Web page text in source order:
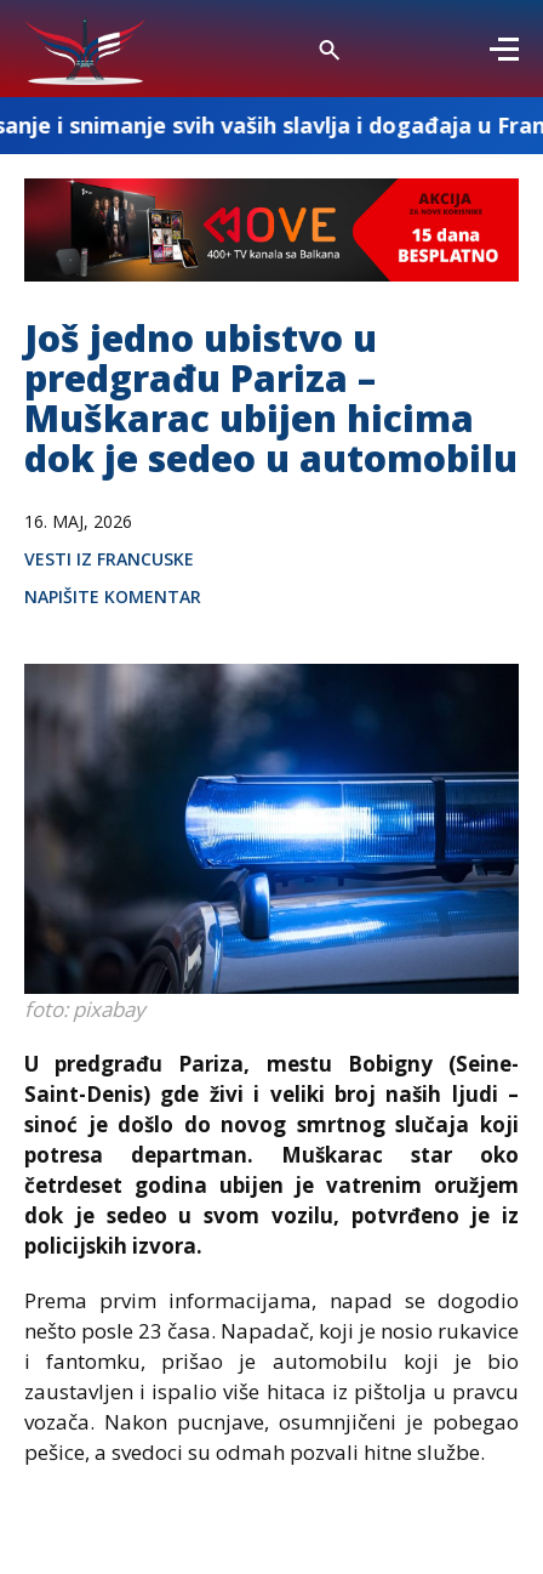
svih vaših slavlja i događaja u Francuskoj
Još jedno ubistvo u
predgrađu Pariza –
Muškarac ubijen hicima
dok je sedeo u automobilu
16. MAJ, 2026
VESTI IZ FRANCUSKE
NAPIŠITE KOMENTAR
foto: pixabay
U predgrađu Pariza, mestu Bobigny (Seine-
Saint-Denis) gde živi i veliki broj naših ljudi –
sinoć je došlo do novog smrtnog slučaja koji
potresa departman. Muškarac star oko
četrdeset godina ubijen je vatrenim oružjem
dok je sedeo u svom vozilu, potvrđeno je iz
policijskih izvora.
Prema prvim informacijama, napad se dogodio
nešto posle 23 časa. Napadač, koji je nosio rukavice
i fantomku, prišao je automobilu koji je bio
zaustavljen i ispalio više hitaca iz pištolja u pravcu
vozača. Nakon pucnjave, osumnjičeni je pobegao
pešice, a svedoci su odmah pozvali hitne službe.